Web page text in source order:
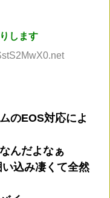
します
のEOS対応によ
んだよなぁ
込み凄くて全然